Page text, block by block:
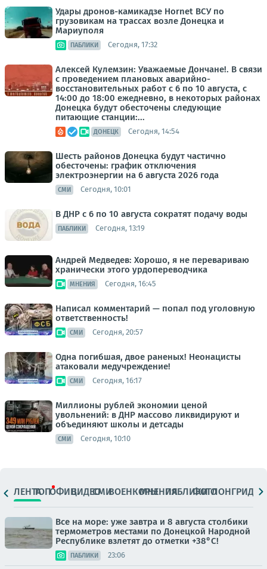
Удары дронов-камикадзе Hornet ВСУ по
грузовикам на трассах возле Донецка и
Мариуполя
ПАБЛИКИ Сегодня, 17:32
Алексей Кулемзин: Уважаемые Дончане!. В связи
с проведением плановых аварийно-
восстановительных работ с 6 по 10 августа, с
14:00 до 18:00 ежедневно, в некоторых районах
Донецка будут обесточены следующие
питающие станции:...
ДОНЕЦК Сегодня, 14:54
Шесть районов Донецка будут частично
обесточены: график отключения
электроэнергии на 6 августа 2026 года
СМИ Сегодня, 10:01
В ДНР с 6 по 10 августа сократят подачу воды
ПАБЛИКИ Сегодня, 13:19
Андрей Медведев: Хорошо, я не перевариваю
хранически этого урдопереводчика
МНЕНИЯ Сегодня, 16:45
Написал комментарий — попал под уголовную
ответственность!
СМИ Сегодня, 20:57
Одна погибшая, двое раненых! Неонацисты
атаковали медучреждение!
СМИ Сегодня, 16:17
Миллионы рублей экономии ценой
увольнений: в ДНР массово ликвидируют и
объединяют школы и детсады
СМИ Сегодня, 10:10
ЛЕНТАТОПОФИЦ.ВИДЕОСМИВОЕНКОРЫМНЕНИЯПАБЛИКИ
ФОТОЛОНГРИДЫ
Все на море: уже завтра и 8 августа столбики
термометров местами по Донецкой Народной
Республике взлетят до отметки +38°C!
ПАБЛИКИ 23:06